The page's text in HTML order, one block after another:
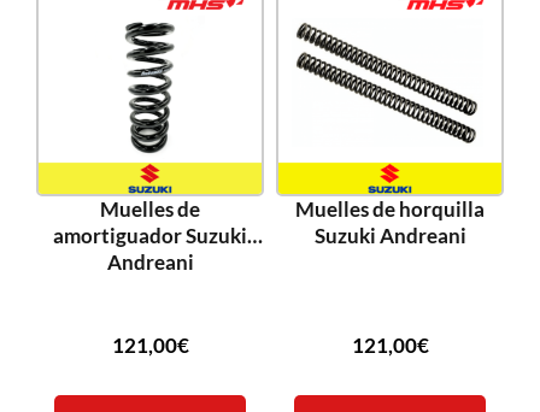
Muelles de
amortiguador Suzuki
Andreani
121,00€
Muelles de horquilla
Suzuki Andreani
121,00€